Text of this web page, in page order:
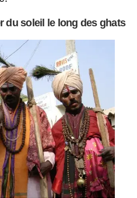
du soleil le long des ghats